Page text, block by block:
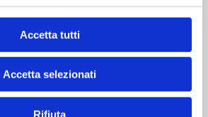
Accetta tutti
Accetta selezionati
Rifiuta
Privacy
di Vendita